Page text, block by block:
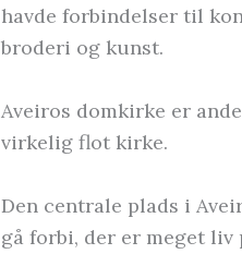
havde forbindelser til
broderi og kunst.
Aveiros domkirke er
virkelig flot kirke.
Den centrale plads i
gå forbi, der er meget